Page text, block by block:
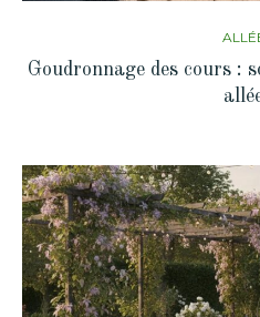
Goudronnage des cours :